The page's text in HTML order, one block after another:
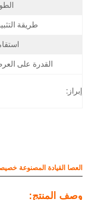
طريقة
القدرة على
إبراز:
العصا القيادة المصنوعة
وصف المنتج: